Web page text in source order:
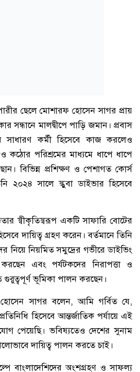
ছেলে মোশারফ হোসেন সাগর প্রায়
মালদ্বীপে পাড়ি জমান। প্রবাস
সাধারণ কর্মী হিসেবে কাজ করলেও
কঠোর পরিশ্রমের মাধ্যমে ধাপে ধাপে
বিভিন্ন প্রশিক্ষণ ও পেশাগত কোর্স
২০২৪ সালে স্কুবা ডাইভার হিসেবে
স্বীকৃতিস্বরূপ একটি সাফারি বোটের
দায়িত্ব গ্রহণ করেন। বর্তমানে তিনি
নিয়ে নিয়মিত সমুদ্রের গভীরে ডাইভিং
করছেন এবং পর্যটকদের নিরাপত্তা ও
গুরুত্বপূর্ণ ভূমিকা পালন করছেন।
সাগর বলেন, আমি গর্বিত যে,
হিসেবে আন্তর্জাতিক পর্যায়ে এই
পেয়েছি। ভবিষ্যতেও দেশের সুনাম
দায়িত্ব পালন করতে চাই।
বাংলাদেশিদের অংশগ্রহণ ও সাফল্য